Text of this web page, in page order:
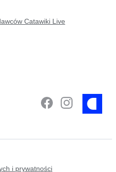
Catawiki Live
i prywatności